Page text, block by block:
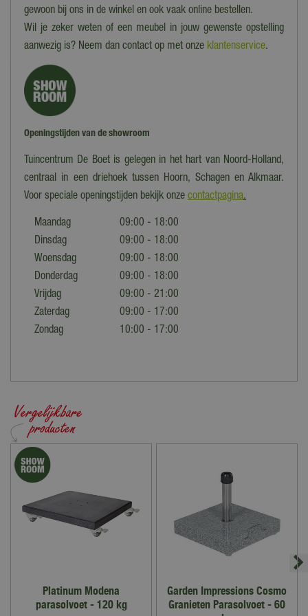
gewoon bij ons in de winkel en ook vaak online bestellen.
Wil je zeker weten of een meubel in jouw gewenste opstelling
aanwezig is? Neem dan contact op met onze klantenservice.
Openingstijden van de showroom
Tuincentrum De Boet is gelegen in het hart van Noord-Holland,
centraal in een driehoek tussen Hoorn, Schagen en Alkmaar.
Voor speciale openingstijden bekijk onze contactpagina.
Maandag
09:00 - 18:00
Dinsdag
09:00 - 18:00
Woensdag
09:00 - 18:00
Donderdag
09:00 - 18:00
Vrijdag
09:00 - 21:00
Zaterdag
09:00 - 17:00
Zondag
10:00 - 17:00
Platinum Modena
parasolvoet - 120 kg
Garden Impressions Cosmo
Granieten Parasolvoet - 60